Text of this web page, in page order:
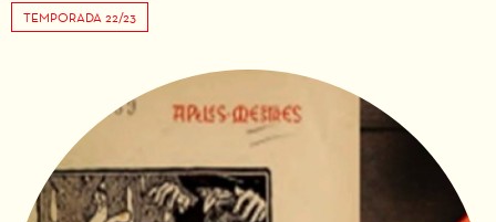
TEMPORADA 22/23